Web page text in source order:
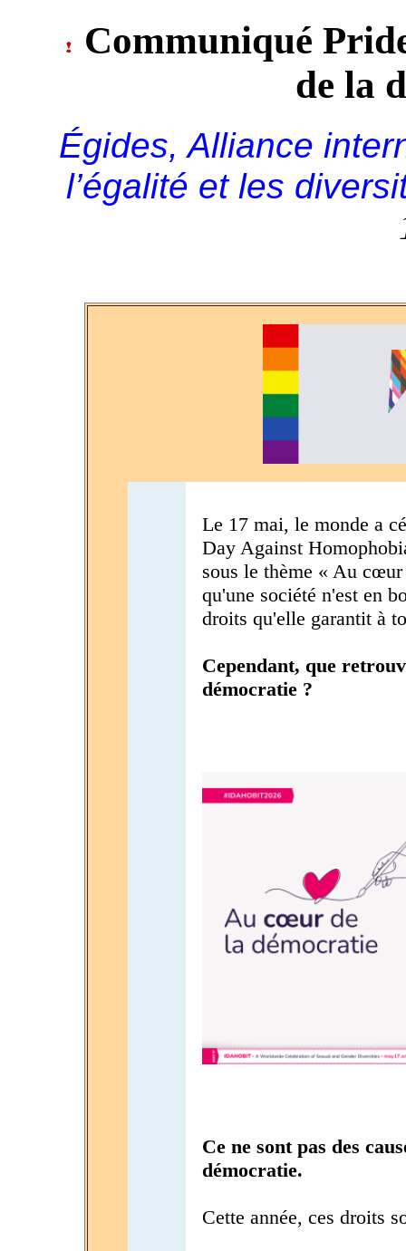
Communiqué
de la
Égides, Alliance
l’égalité et les
Le 17 mai, le monde a
Day Against
sous le thème « Au
qu'une société n'est en
droits qu'elle garantit à
Cependant, que
démocratie ?
Ce ne sont pas des
démocratie.
Cette année, ces droits